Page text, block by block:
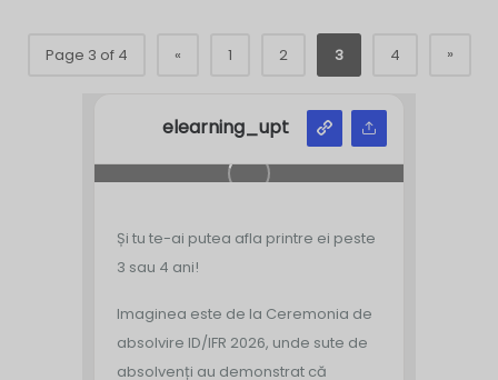
Page 3 of 4 « 1 2 3 4 »
elearning_upt
Și tu te-ai putea afla printre ei peste
3 sau 4 ani!
Imaginea este de la Ceremonia de
absolvire ID/IFR 2026, unde sute de
absolvenți au demonstrat că